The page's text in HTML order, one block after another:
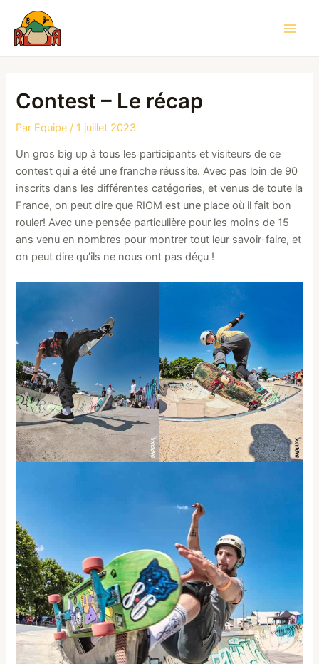
contenu
Contest – Le récap
Par Equipe / 1 juillet 2023
Un gros big up à tous les participants et visiteurs de ce
contest qui a été une franche réussite. Avec pas loin de 90
inscrits dans les différentes catégories, et venus de toute la
France, on peut dire que RIOM est une place où il fait bon
rouler! Avec une pensée particulière pour les moins de 15
ans venu en nombres pour montrer tout leur savoir-faire, et
on peut dire qu’ils ne nous ont pas déçu !